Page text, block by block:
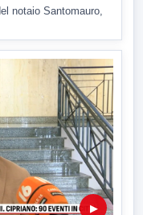
notaio Santomauro,
▶